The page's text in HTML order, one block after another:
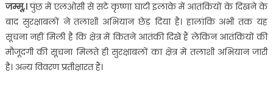
जम्मू,।पुंछ में एलओसी से सटे कृष्णा घाटी इलाके में आतंकियों के दिखने के
बाद सुरक्षाबलों ने तलाशी अभियान छेड़ दिया है। हालांकि अभी तक यह
सूचना नहीं मिली है कि क्षेत्र में कितने आतंकी दिखे हैं लेकिन आतंकियों की
मौजूदगी की सूचना मिलते ही सुरक्षाबलों का क्षेत्र में तलाशी अभियान जारी
है। अन्य विवरण प्रतीक्षारत हैं।